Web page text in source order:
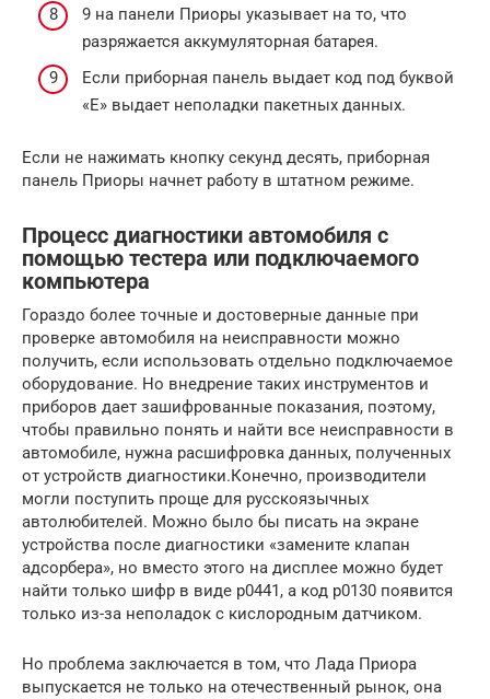
9 на панели Приоры указывает на то, что
разряжается аккумуляторная батарея.
Если приборная панель выдает код под буквой
«Е» выдает неполадки пакетных данных.
Если не нажимать кнопку секунд десять, приборная
панель Приоры начнет работу в штатном режиме.
Процесс диагностики автомобиля с
помощью тестера или подключаемого
компьютера
Гораздо более точные и достоверные данные при
проверке автомобиля на неисправности можно
получить, если использовать отдельно подключаемое
оборудование. Но внедрение таких инструментов и
приборов дает зашифрованные показания, поэтому,
чтобы правильно понять и найти все неисправности в
автомобиле, нужна расшифровка данных, полученных
от устройств диагностики.Конечно, производители
могли поступить проще для русскоязычных
автолюбителей. Можно было бы писать на экране
устройства после диагностики «замените клапан
адсорбера», но вместо этого на дисплее можно будет
найти только шифр в виде р0441, а код р0130 появится
только из-за неполадок с кислородным датчиком.
Но проблема заключается в том, что Лада Приора
выпускается не только на отечественный рынок, она